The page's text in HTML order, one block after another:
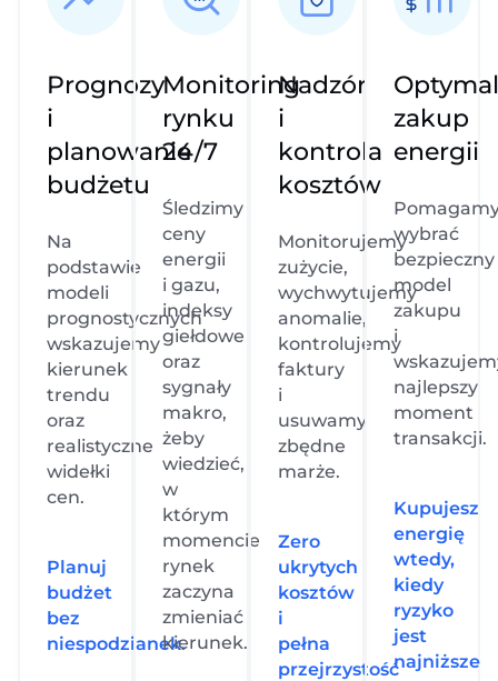
Prognozy
i
planowanie
budżetu
Na
podstawie
modeli
prognostycznych
wskazujemy
kierunek
trendu
oraz
realistyczne
widełki
cen.
Planuj
budżet
bez
niespodzianek.
Monitoring
rynku
24/7
Śledzimy
ceny
energii
i gazu,
indeksy
giełdowe
oraz
sygnały
makro,
żeby
wiedzieć,
w
którym
momencie
rynek
zaczyna
zmieniać
kierunek.
Nadzór
i
kontrola
kosztów
Monitorujemy
zużycie,
wychwytujemy
anomalie,
kontrolujemy
faktury
i
usuwamy
zbędne
marże.
Zero
ukrytych
kosztów
i
pełna
przejrzystość
zakup
energii
wybrać
bezpieczny
model
zakupu
i
najlepszy
moment
transakcji.
Kupujesz
energię
wtedy,
kiedy
ryzyko
jest
najniższe